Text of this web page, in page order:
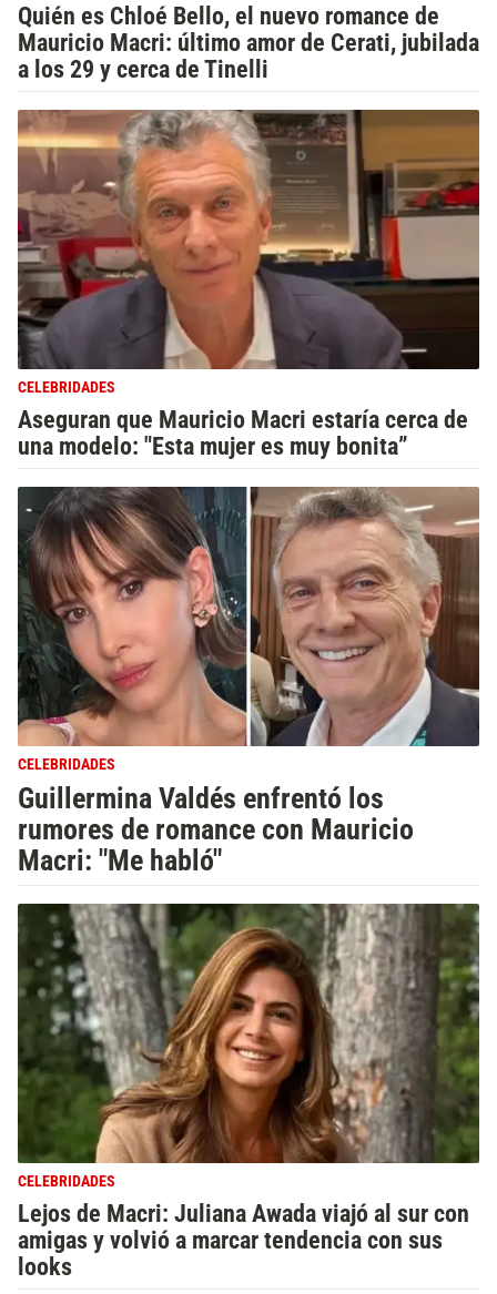
Quién es Chloé Bello, el nuevo romance de
Mauricio Macri: último amor de Cerati, jubilada
a los 29 y cerca de Tinelli
CELEBRIDADES
Aseguran que Mauricio Macri estaría cerca de
una modelo: "Esta mujer es muy bonita”
CELEBRIDADES
Guillermina Valdés enfrentó los
rumores de romance con Mauricio
Macri: "Me habló"
CELEBRIDADES
Lejos de Macri: Juliana Awada viajó al sur con
amigas y volvió a marcar tendencia con sus
looks